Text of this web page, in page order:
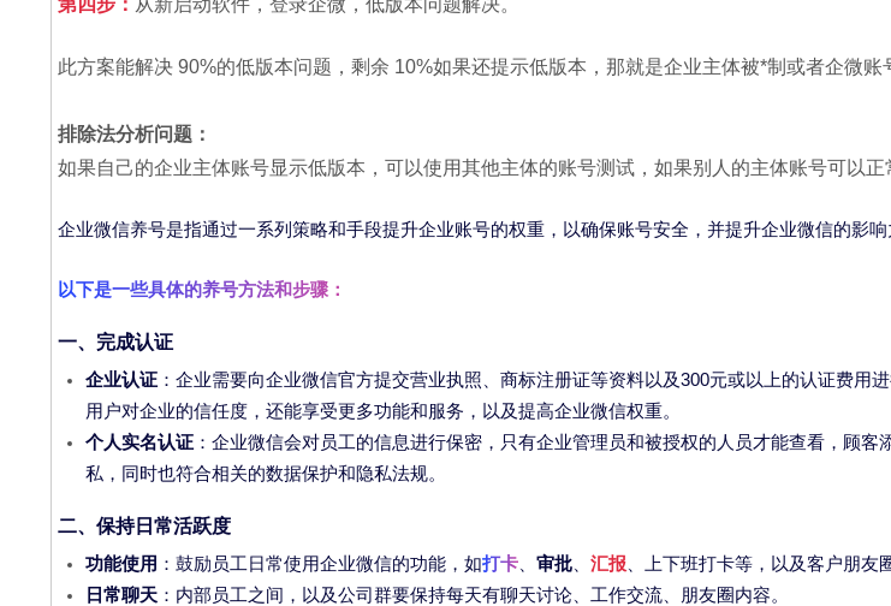
此方案能解决 90%的低版本问题，剩余 10%如果还提示低版本，那就是企业主体被*制或者企微
排除法分析问题：
如果自己的企业主体账号显示低版本，可以使用其他主体的账号测试，如果别人的主体账号可以正
企业微信养号是指通过一系列策略和手段提升企业账号的权重，以确保账号安全，并提升企业微信的影响
以下是一些具体的养号方法和步骤：
一、完成认证
企业认证 ：企业需要向企业微信官方提交营业执照、商标注册证等资料以及300元或以上的认证费用
用户对企业的信任度，还能享受更多功能和服务，以及提高企业微信权重。
个人实名认证 ：企业微信会对员工的信息进行保密，只有企业管理员和被授权的人员才能查看，顾
私，同时也符合相关的数据保护和隐私法规。
二、保持日常活跃度
功能使用 ：鼓励员工日常使用企业微信的功能，如打卡 审批 汇报 、上下班打卡等，以及客户朋
日常聊天 ：内部员工之间，以及公司群要保持每天有聊天讨论、工作交流、朋友圈内容。